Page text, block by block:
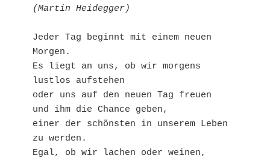
(Martin Heidegger)
Jeder Tag beginnt mit einem neuen
Morgen.
Es liegt an uns, ob wir morgens
lustlos aufstehen
oder uns auf den neuen Tag freuen
und ihm die Chance geben,
einer der schönsten in unserem Leben
zu werden.
Egal, ob wir lachen oder weinen,